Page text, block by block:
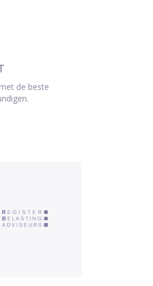
de beste